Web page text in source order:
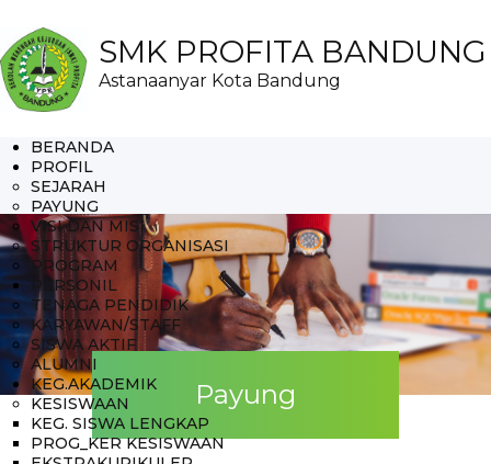
SMK PROFITA BANDUNG
Astanaanyar Kota Bandung
BERANDA
PROFIL
SEJARAH
PAYUNG
VISI DAN MISI
STRUKTUR ORGANISASI
PROGRAM
PERSONIL
TENAGA PENDIDIK
KARYAWAN/STAFF
SISWA AKTIF
ALUMNI
KEG.AKADEMIK
KESISWAAN
KEG. SISWA LENGKAP
PROG_KER KESISWAAN
Payung